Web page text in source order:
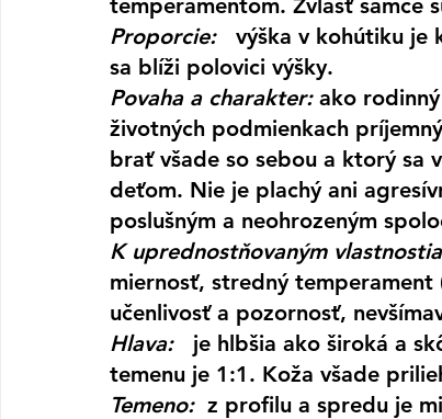
Proporcie:
výška v kohútiku je
sa blíži polovici výšky.
Povaha a charakter: ako rodinný
životných podmienkach
brať všade so sebou a ktorý sa
deťom. Nie je plachý ani
poslušným a neohrozeným
K uprednostňovaným
miernosť, stredný
učenlivosť a pozornosť,
Hlava:
je hlbšia ako široká a
temenu je 1:1. Koža všade
Temeno: z profilu a spredu je